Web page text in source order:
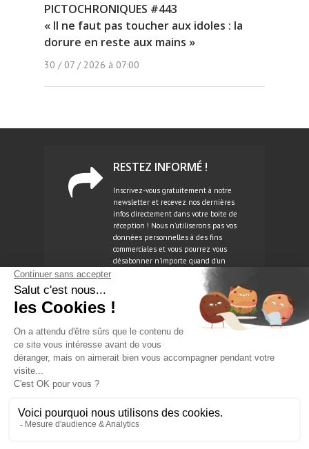
PICTOCHRONIQUES #443
« Il ne faut pas toucher aux idoles : la
dorure en reste aux mains »
30 / 07 / 2026 à 07:00
RESTEZ INFORMÉ !
Inscrivez-vous gratuitement à notre
newsletter et recevez nos dernières
infos directement dans votre boite de
réception ! Nous n'utiliserons pas vos
données personnelles à des fins
commerciales et vous pourrez vous
désabonner n'importe quand d'un
NEWSLETTER